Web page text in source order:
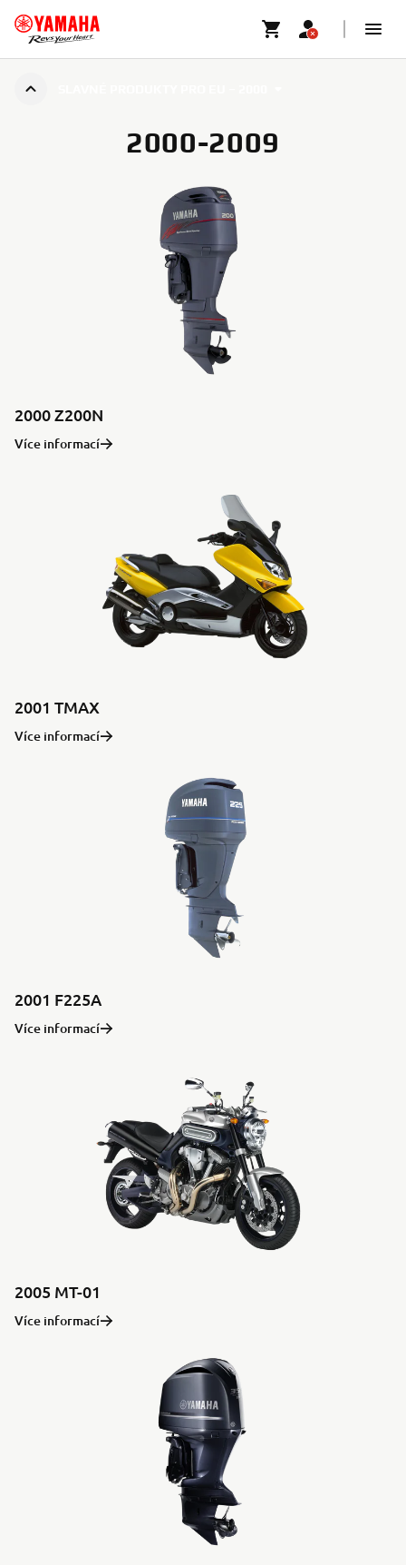
2000-2009
2000 Z200N
Více informací
2001 TMAX
Více informací
2001 F225A
Více informací
2005 MT-01
Více informací